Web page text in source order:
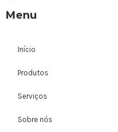
Menu
Início
Produtos
Serviços
Sobre nós